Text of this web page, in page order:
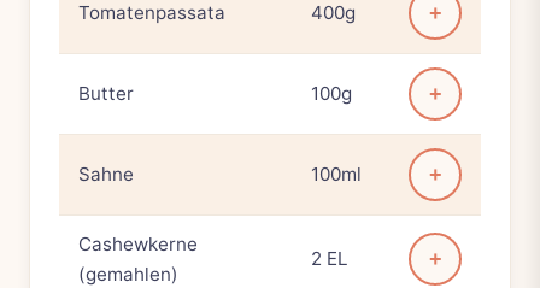
Tomatenpassata 400g +
Butter 100g +
Sahne 100ml +
Cashewkerne
(gemahlen)
2 EL +